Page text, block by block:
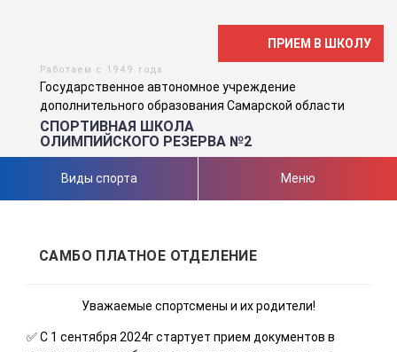
ПРИЕМ В ШКОЛУ
Работаем с 1949 года
Государственное автономное учреждение
дополнительного образования Самарской области
СПОРТИВНАЯ ШКОЛА
ОЛИМПИЙСКОГО РЕЗЕРВА №2
Виды спорта Меню
САМБО ПЛАТНОЕ ОТДЕЛЕНИЕ
Уважаемые спортсмены и их родители!
✅ С 1 сентября 2024г стартует прием документов в